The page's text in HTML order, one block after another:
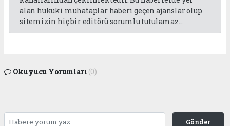
alan hukuki muhataplar haberi geçen ajanslar olup
sitemizin hiç bir editörü sorumlu tutulamaz...
Okuyucu Yorumları (0)
Gönder